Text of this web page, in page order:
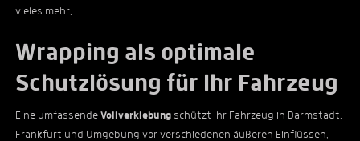
vieles mehr.
Wrapping als optimale
Schutzlösung für Ihr Fahrzeug
Eine umfassende Vollverklebung schützt Ihr Fahrzeug in Darmstadt,
Frankfurt und Umgebung vor verschiedenen äußeren Einflüssen,